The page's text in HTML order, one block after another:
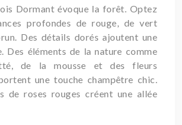
Dormant évoque la forêt. Optez
profondes de rouge, de vert
Des détails dorés ajoutent une
Des éléments de la nature comme
de la mousse et des fleurs
une touche champêtre chic.
de roses rouges créent une allée